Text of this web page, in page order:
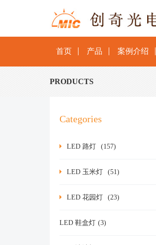
首页 产品 案例介绍
PRODUCTS
Categories
LED 路灯 (157)
LED 玉米灯 (51)
LED 花园灯 (23)
LED 鞋盒灯 (3)